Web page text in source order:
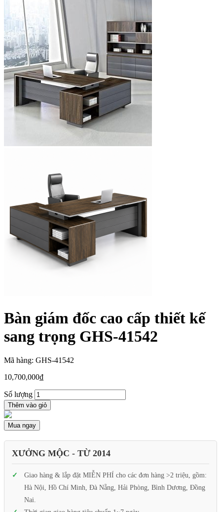
Bàn giám đốc cao cấp thiết kế
sang trọng GHS-41542
Mã hàng: GHS-41542
10,700,000₫
Số lượng
Thêm vào giỏ
Mua ngay
XƯỞNG MỘC - TỪ 2014
Giao hàng & lắp đặt MIỄN PHÍ cho các đơn hàng >2 triệu, gồm:
Hà Nội, Hồ Chí Minh, Đà Nẵng, Hải Phòng, Bình Dương, Đồng
Nai.